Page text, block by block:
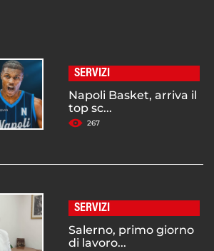
SERVIZI
Napoli Basket, arriva il
top sc...
267
SERVIZI
Salerno, primo giorno
di lavoro...